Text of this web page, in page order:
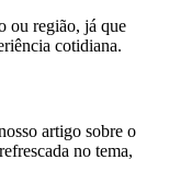
ou região, já que
cotidiana.
artigo sobre o
no tema,